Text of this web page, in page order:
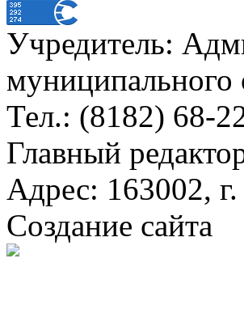
Учредитель:
муниципального
Тел.: (8182) 68-
Главный
Адрес: 163002,
Создание сайта